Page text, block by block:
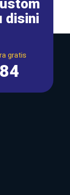
disini
gratis